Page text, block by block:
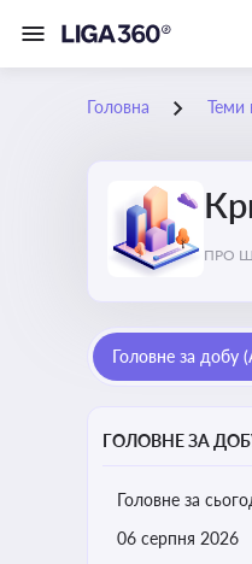
Головна Теми
ПРО
Головне за добу
ГОЛОВНЕ ЗА
Головне за
06 серпня 2026